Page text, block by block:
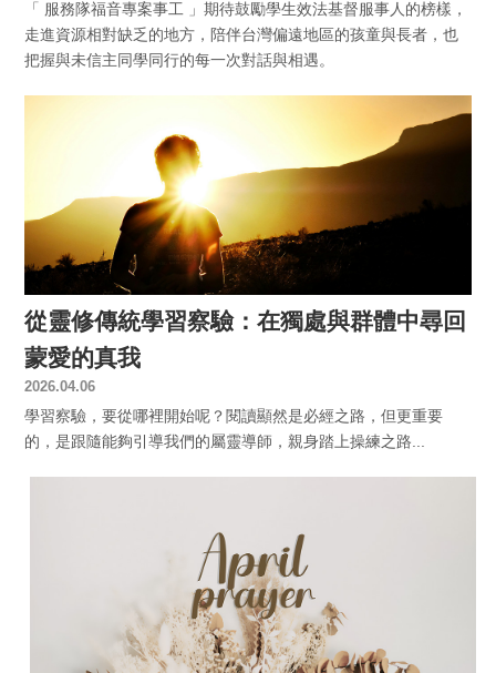
「 服務隊福音專案事工 」期待鼓勵學生效法基督服事人的榜樣，
走進資源相對缺乏的地方，陪伴台灣偏遠地區的孩童與長者，也
把握與未信主同學同行的每一次對話與相遇。
從靈修傳統學習察驗：在獨處與群體中尋回
蒙愛的真我
2026.04.06
學習察驗，要從哪裡開始呢？閱讀顯然是必經之路，但更重要
的，是跟隨能夠引導我們的屬靈導師，親身踏上操練之路...